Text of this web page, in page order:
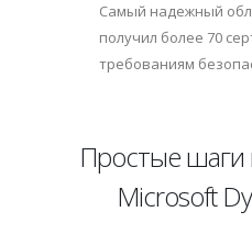
Самый надежный
получил более 70
требованиям
Простые
Microsoft